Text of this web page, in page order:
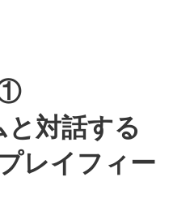
対話する
レイフィー